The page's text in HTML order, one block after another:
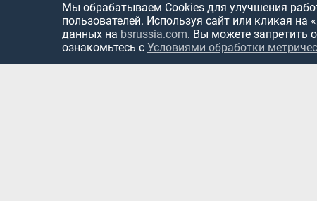
Мы обрабатываем Cookies для улучшения
пользователей. Используя сайт или кликая
данных на bsrussia.com. Вы можете запретить
ознакомьтесь с Условиями обработки